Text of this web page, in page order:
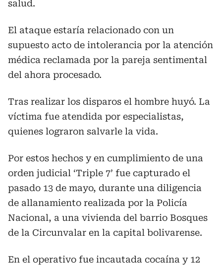
salud.
El ataque estaría relacionado con un
supuesto acto de intolerancia por la atención
médica reclamada por la pareja sentimental
del ahora procesado.
Tras realizar los disparos el hombre huyó. La
víctima fue atendida por especialistas,
quienes lograron salvarle la vida.
Por estos hechos y en cumplimiento de una
orden judicial ‘Triple 7’ fue capturado el
pasado 13 de mayo, durante una diligencia
de allanamiento realizada por la Policía
Nacional, a una vivienda del barrio Bosques
de la Circunvalar en la capital bolivarense.
En el operativo fue incautada cocaína y 12